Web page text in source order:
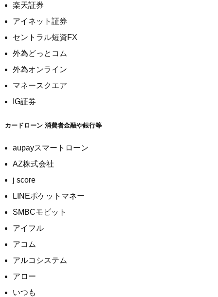
楽天証券
アイネット証券
セントラル短資FX
外為どっとコム
外為オンライン
マネースクエア
IG証券
カードローン 消費者金融や銀行等
aupayスマートローン
AZ株式会社
j score
LINEポケットマネー
SMBCモビット
アイフル
アコム
アルコシステム
アロー
いつも